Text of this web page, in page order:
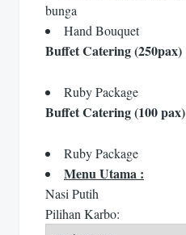
bunga
Hand Bouquet
Buffet Catering (250pax)
Ruby Package
Buffet Catering (100 pax)
Ruby Package
Menu Utama :
Nasi Putih
Pilihan Karbo: